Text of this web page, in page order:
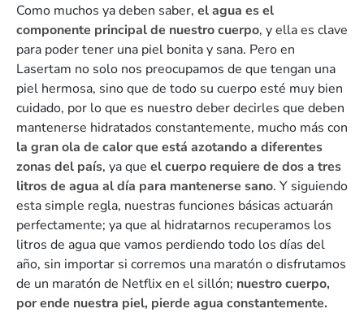
Como muchos ya deben saber, el agua es el
componente principal de nuestro cuerpo, y ella es clave
para poder tener una piel bonita y sana. Pero en
Lasertam no solo nos preocupamos de que tengan una
piel hermosa, sino que de todo su cuerpo esté muy bien
cuidado, por lo que es nuestro deber decirles que deben
mantenerse hidratados constantemente, mucho más con
la gran ola de calor que está azotando a diferentes
zonas del país, ya que el cuerpo requiere de dos a tres
litros de agua al día para mantenerse sano. Y siguiendo
esta simple regla, nuestras funciones básicas actuarán
perfectamente; ya que al hidratarnos recuperamos los
litros de agua que vamos perdiendo todo los días del
año, sin importar si corremos una maratón o disfrutamos
de un maratón de Netflix en el sillón; nuestro cuerpo,
por ende nuestra piel, pierde agua constantemente.